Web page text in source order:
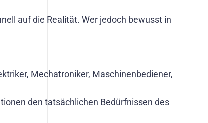
auf die Realität. Wer jedoch bewusst in
Mechatroniker, Maschinenbediener,
den tatsächlichen Bedürfnissen des